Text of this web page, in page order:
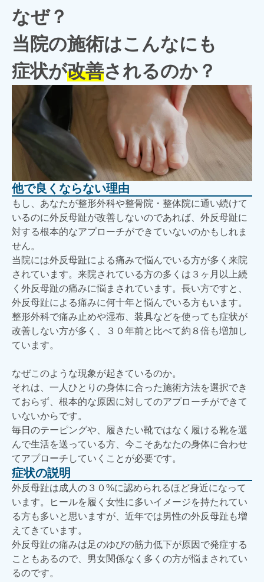
なぜ？
当院の施術はこんなにも
症状が改善されるのか？
他で良くならない理由
もし、あなたが整形外科や整骨院・整体院に通い続けて
いるのに外反母趾が改善しないのであれば、外反母趾に
対する根本的なアプローチができていないのかもしれま
せん。
当院には外反母趾による痛みで悩んでいる方が多く来院
されています。来院されている方の多くは３ヶ月以上続
く外反母趾の痛みに悩まされています。長い方ですと、
外反母趾による痛みに何十年と悩んでいる方もいます。
整形外科で痛み止めや湿布、装具などを使っても症状が
改善しない方が多く、３０年前と比べて約８倍も増加し
ています。
なぜこのような現象が起きているのか。
それは、一人ひとりの身体に合った施術方法を選択でき
ておらず、根本的な原因に対してのアプローチができて
いないからです。
毎日のテーピングや、履きたい靴ではなく履ける靴を選
んで生活を送っている方、今こそあなたの身体に合わせ
てアプローチしていくことが必要です。
症状の説明
外反母趾は成人の３０%に認められるほど身近になって
います。ヒールを履く女性に多いイメージを持たれてい
る方も多いと思いますが、近年では男性の外反母趾も増
えてきています。
外反母趾の痛みは足のゆびの筋力低下が原因で発症する
こともあるので、男女関係なく多くの方が悩まされてい
るのです。